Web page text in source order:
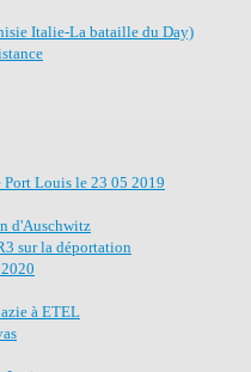
Italie-La bataille du Day)
Port Louis le 23 05 2019
d'Auschwitz
sur la déportation
à ETEL